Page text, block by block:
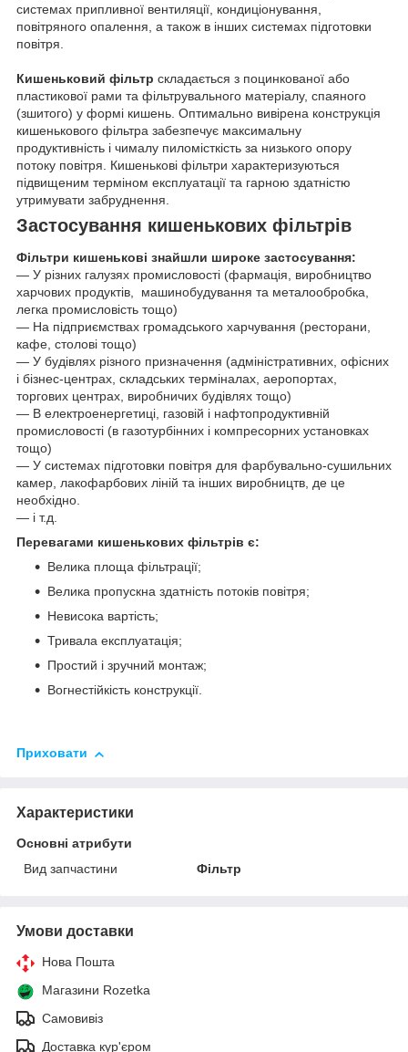
системах припливної вентиляції, кондиціонування,
повітряного опалення, а також в інших системах підготовки
повітря.
Кишеньковий фільтр складається з поцинкованої або
пластикової рами та фільтрувального матеріалу, спаяного
(зшитого) у формі кишень. Оптимально вивірена конструкція
кишенькового фільтра забезпечує максимальну
продуктивність і чималу пиломісткість за низького опору
потоку повітря. Кишенькові фільтри характеризуються
підвищеним терміном експлуатації та гарною здатністю
утримувати забруднення.
Застосування кишенькових фільтрів
Фільтри кишенькові знайшли широке застосування:
— У різних галузях промисловості (фармація, виробництво
харчових продуктів, машинобудування та металообробка,
легка промисловість тощо)
— На підприємствах громадського харчування (ресторани,
кафе, столові тощо)
— У будівлях різного призначення (адміністративних, офісних
і бізнес-центрах, складських терміналах, аеропортах,
торгових центрах, виробничих будівлях тощо)
— В електроенергетиці, газовій і нафтопродуктивній
промисловості (в газотурбінних і компресорних установках
тощо)
— У системах підготовки повітря для фарбувально-сушильних
камер, лакофарбових ліній та інших виробництв, де це
необхідно.
— і т.д.
Перевагами кишенькових фільтрів є:
Велика площа фільтрації;
Велика пропускна здатність потоків повітря;
Невисока вартість;
Тривала експлуатація;
Простий і зручний монтаж;
Вогнестійкість конструкції.
Приховати
Характеристики
Основні атрибути
Вид запчастини
Фільтр
Умови доставки
Нова Пошта
Магазини Rozetka
Самовивіз
Доставка кур'єром